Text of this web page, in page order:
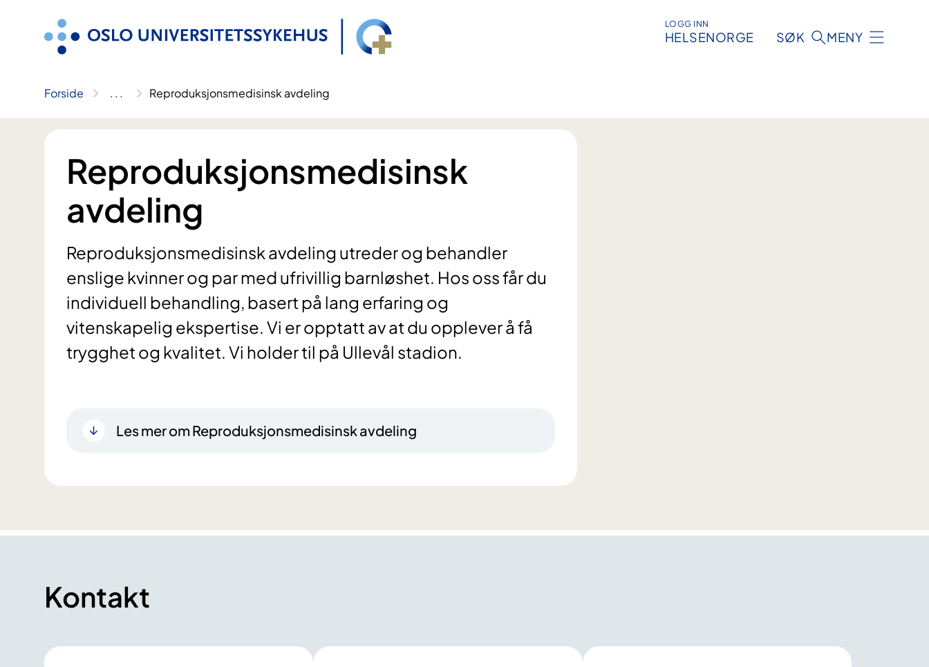
LOGG INN
HELSENORGE SØK MENY
Forside .. . Reproduksjonsmedisinsk avdeling
Reproduksjonsmedisinsk
avdeling
Reproduksjonsmedisinsk avdeling utreder og behandler
enslige kvinner og par med ufrivillig barnløshet. Hos oss får du
individuell behandling, basert på lang erfaring og
vitenskapelig ekspertise. Vi er opptatt av at du opplever å få
trygghet og kvalitet. Vi holder til på Ullevål stadion.
Les mer om Reproduksjonsmedisinsk avdeling
Kontakt